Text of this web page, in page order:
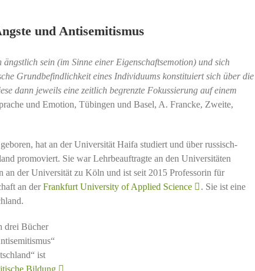
und Antisemitismus
sein (im Sinne einer Eigenschaftsemotion) und sich
Grundbefindlichkeit eines Individuums konstituiert sich über die
dann jeweils eine zeitlich begrenzte Fokussierung auf einem
und Emotion, Tübingen und Basel, A. Francke, Zweite,
hat an der Universität Haifa studiert und über russisch-
promoviert. Sie war Lehrbeauftragte an den Universitäten
der Universität zu Köln und ist seit 2015 Professorin für
an derFrankfurt University of Applied Science
. Sie ist eine
drei Bücher
ist
Bildung